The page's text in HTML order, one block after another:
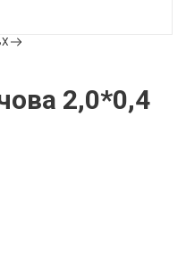
2,0*0,4